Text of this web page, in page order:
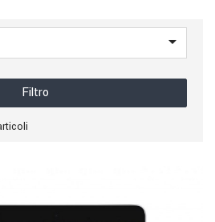

Filtro